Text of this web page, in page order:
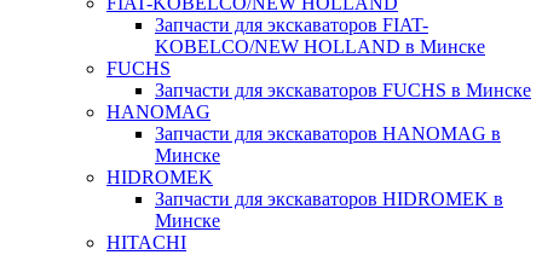
Запчасти для экскаваторов FIAT-
KOBELCO/NEW HOLLAND в Минске
FUCHS
Запчасти для экскаваторов FUCHS в Минске
HANOMAG
Запчасти для экскаваторов HANOMAG в
Минске
HIDROMEK
Запчасти для экскаваторов HIDROMEK в
Минске
HITACHI